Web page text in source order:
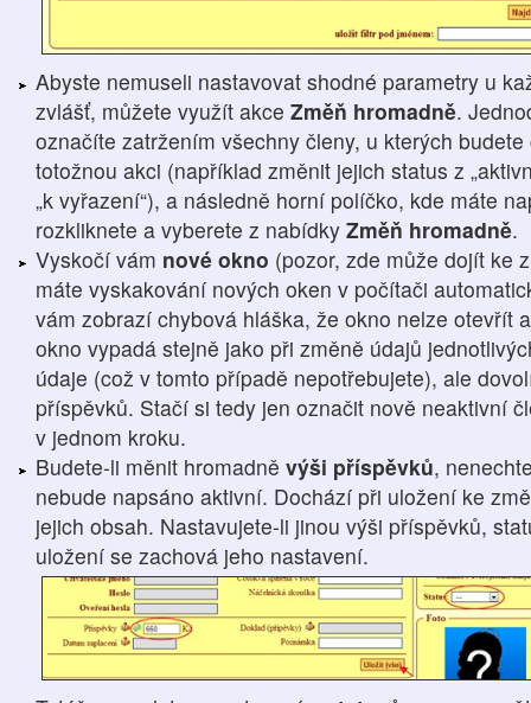
Abyste nemuseli nastavovat shodné parametry u
zvlášť, můžete využít akce Změň hromadně.
označíte zatržením všechny členy, u kterých
totožnou akci (například změnit jejich status z
„k vyřazení“), a následně horní políčko, kde máte
rozkliknete a vyberete z nabídky Změň hromadně.
Vyskočí vám nové okno (pozor, zde může dojít ke
máte vyskakování nových oken v počítači
vám zobrazí chybová hláška, že okno nelze otevřít
okno vypadá stejně jako při změně údajů
údaje (což v tomto případě nepotřebujete), ale
příspěvků. Stačí si tedy jen označit nově neaktivní
v jednom kroku.
Budete-li měnit hromadně výši příspěvků,
nebude napsáno aktivní. Dochází při uložení ke
jejich obsah. Nastavujete-li jinou výši příspěvků,
uložení se zachová jeho nastavení.